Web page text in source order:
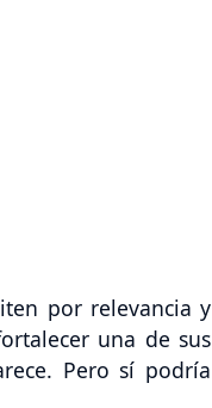
por relevancia y
una de sus
Pero sí podría